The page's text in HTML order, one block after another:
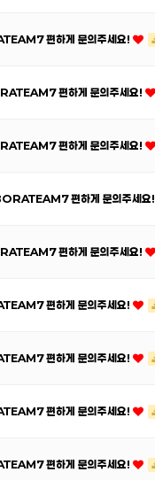
편하게 문의주세요!
편하게 문의주세요!
편하게 문의주세요!
편하게 문의주세요!
편하게 문의주세요!
편하게 문의주세요!
편하게 문의주세요!
편하게 문의주세요!
편하게 문의주세요!